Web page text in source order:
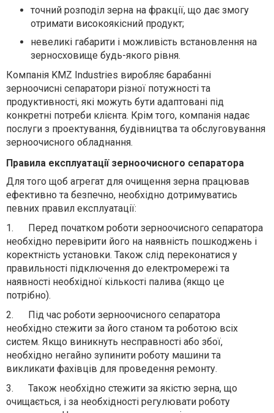
точний розподіл зерна на фракції, що дає змогу
отримати високоякісний продукт;
невеликі габарити і можливість встановлення на
зерносховище будь-якого рівня.
Компанія KMZ Industries виробляє барабанні
зерноочисні сепаратори різної потужності та
продуктивності, які можуть бути адаптовані під
конкретні потреби клієнта. Крім того, компанія надає
послуги з проектування, будівництва та обслуговування
зерноочисного обладнання.
Правила експлуатації зерноочисного сепаратора
Для того щоб агрегат для очищення зерна працював
ефективно та безпечно, необхідно дотримуватись
певних правил експлуатації:
1.
Перед початком роботи зерноочисного сепаратора
необхідно перевірити його на наявність пошкоджень і
коректність установки. Також слід переконатися у
правильності підключення до електромережі та
наявності необхідної кількості палива (якщо це
потрібно).
2.
Під час роботи зерноочисного сепаратора
необхідно стежити за його станом та роботою всіх
систем. Якщо виникнуть несправності або збої,
необхідно негайно зупинити роботу машини та
викликати фахівців для проведення ремонту.
3.
Також необхідно стежити за якістю зерна, що
очищається, і за необхідності регулювати роботу